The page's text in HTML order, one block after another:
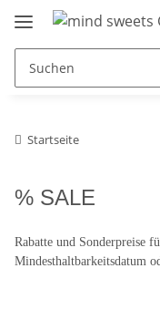
Startseite
% SALE
Rabatte und Sonderpreise
Mindesthaltbarkeitsdatum